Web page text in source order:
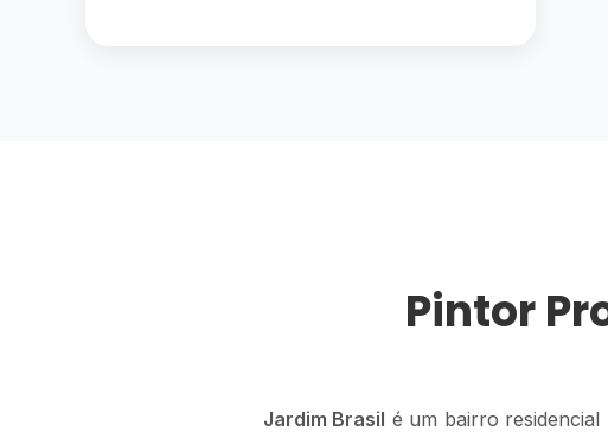
Pintor
Jardim Brasil é um bairro